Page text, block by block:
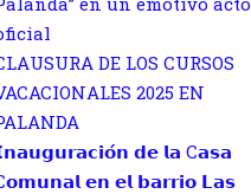
DE LOS CURSOS
2025 EN
𝗱𝗲 𝗹𝗮 C𝗮𝘀𝗮
𝗲𝗻 𝗲𝗹 𝗯𝗮𝗿𝗿𝗶𝗼 𝗟𝗮𝘀